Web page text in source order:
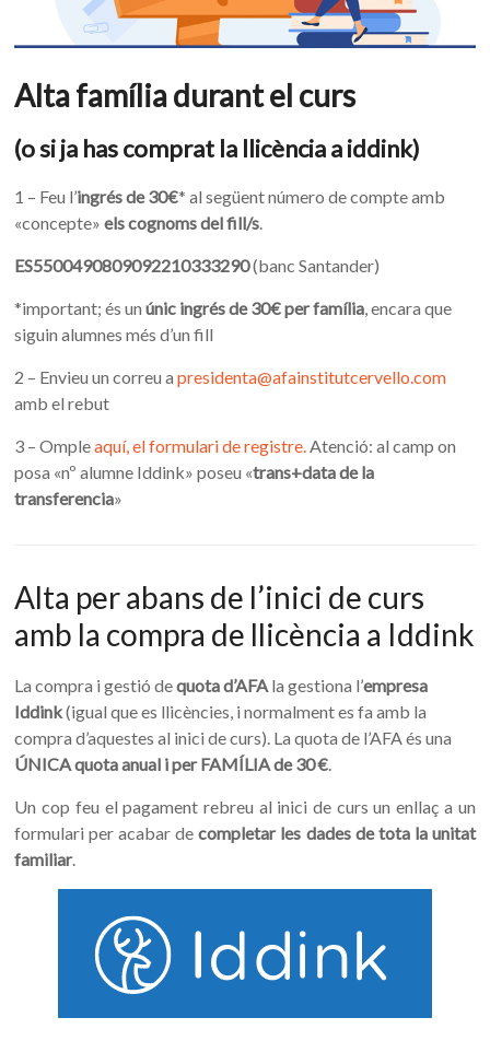
Alta família durant el curs
(o si ja has comprat la llicència a iddink)
1 – Feu l’ingrés de 30€* al següent número de compte amb
«concepte»els cognoms del fill/s.
ES5500490809092210333290(banc Santander)
*important; és unúnic ingrés de 30€ per família, encara que
siguin alumnes més d’un fill
2 – Envieu un correu apresidenta@afainstitutcervello.com
amb el rebut
3 – Ompleaquí, el formulari de registre.Atenció: al camp on
posa «nº alumne Iddink» poseu «trans+data de la
transferencia»
Alta per abans de l’inici de curs
amb la compra de llicència a Iddink
La compra i gestió dequota d’AFA la gestiona l’empresa
Iddink(igual que es llicències, i normalment es fa amb la
compra d’aquestes al inici de curs). La quota de l’AFA és una
ÚNICA quota anual i per FAMÍLIA de 30 €.
Un cop feu el pagament rebreu al inici de curs un enllaç a un
formulari per acabar decompletar les dades de tota la unitat
familiar.